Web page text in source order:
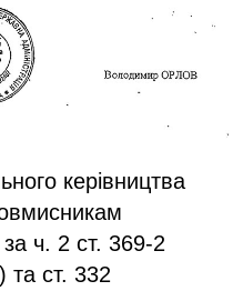
керівництва
ч. 2 ст. 369-2
ст. 332